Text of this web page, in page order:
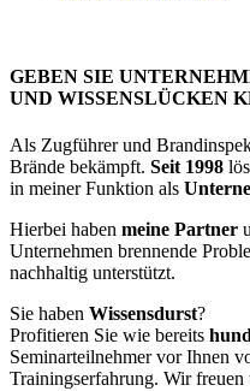
GEBEN SIE
UND WISSENSLÜCKEN
Als Zugführer und
Brände bekämpft. Seit 1998
in meiner Funktion als
Hierbei haben meine Partner
Unternehmen brennende
nachhaltig unterstützt.
Sie haben Wissensdurst?
Profitieren Sie wie bereits
Seminarteilnehmer vor Ihnen
Trainingserfahrung. Wir